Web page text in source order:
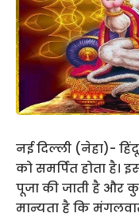
नई दिल्ली (नेहा)-
को समर्पित होता है।
पूजा की जाती है और
मान्यता है कि